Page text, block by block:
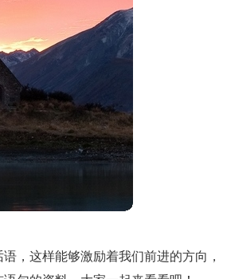
，这样能够激励着我们前进的方向，